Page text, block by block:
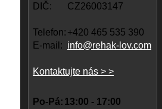
DIČ:
CZ26003147
Telefon: +420 465 535 390
E-mail: info@rehak-lov.com
Kontaktujte nás > >
Po-Pá: 13:00 - 17:00